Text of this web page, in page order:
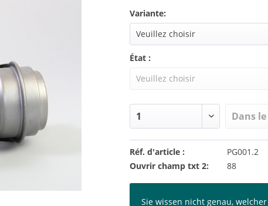
Variante:
État :
Dans
Réf. d'article :
PG001.2
Ouvrir champ txt 2:
88
Sie wissen nicht genau,